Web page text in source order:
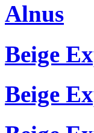
Alnus
Beige
Beige